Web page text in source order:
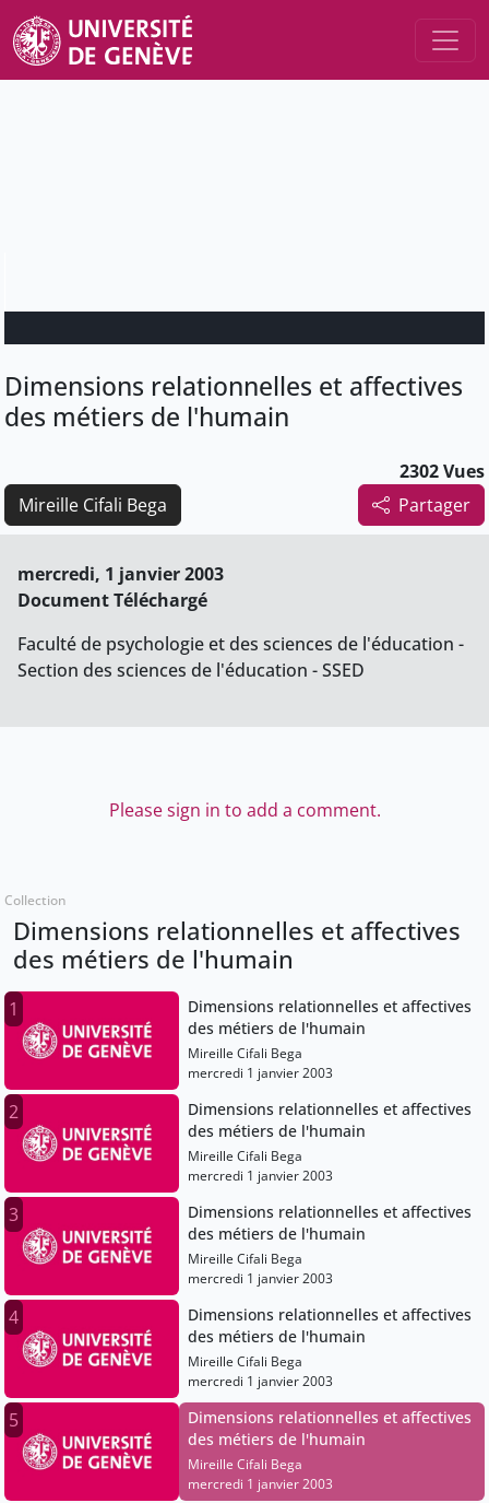
Dimensions relationnelles et affectives
des métiers de l'humain
2302 Vues
Partager
Mireille Cifali Bega
mercredi, 1 janvier 2003
Document Téléchargé
Faculté de psychologie et des sciences de l'éducation -
Section des sciences de l'éducation - SSED
Please sign in to add a comment.
Collection
Dimensions relationnelles et affectives
des métiers de l'humain
1
Dimensions relationnelles et affectives
des métiers de l'humain
Mireille Cifali Bega
mercredi 1 janvier 2003
2
Dimensions relationnelles et affectives
des métiers de l'humain
Mireille Cifali Bega
mercredi 1 janvier 2003
3
Dimensions relationnelles et affectives
des métiers de l'humain
Mireille Cifali Bega
mercredi 1 janvier 2003
4
Dimensions relationnelles et affectives
des métiers de l'humain
Mireille Cifali Bega
mercredi 1 janvier 2003
5
Dimensions relationnelles et affectives
des métiers de l'humain
Mireille Cifali Bega
mercredi 1 janvier 2003